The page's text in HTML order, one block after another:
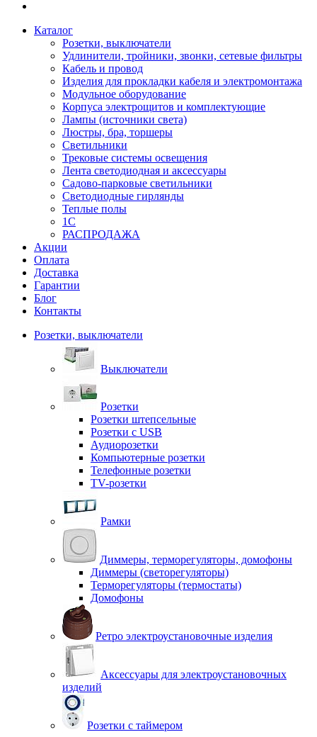
Каталог
Розетки, выключатели
Удлинители, тройники, звонки, сетевые фильтры
Кабель и провод
Изделия для прокладки кабеля и электромонтажа
Модульное оборудование
Корпуса электрощитов и комплектующие
Лампы (источники света)
Люстры, бра, торшеры
Светильники
Трековые системы освещения
Лента светодиодная и аксессуары
Садово-парковые светильники
Светодиодные гирлянды
Теплые полы
1С
РАСПРОДАЖА
Акции
Оплата
Доставка
Гарантии
Блог
Контакты
Розетки, выключатели
Выключатели
Розетки
Розетки штепсельные
Розетки с USB
Аудиорозетки
Компьютерные розетки
Телефонные розетки
TV-розетки
Рамки
Диммеры, терморегуляторы, домофоны
Диммеры (светорегуляторы)
Терморегуляторы (термостаты)
Домофоны
Ретро электроустановочные изделия
Аксессуары для электроустановочных
изделий
Розетки с таймером